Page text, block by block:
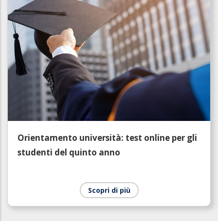
Orientamento università: test online per gli
studenti del quinto anno
Scopri di più